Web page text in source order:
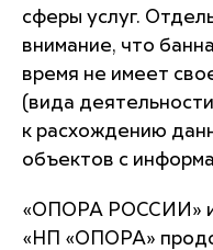
сферы услуг.
внимание, что
время не имеет
(вида
к расхождению
объектов с
«ОПОРА РОССИИ» и
«НП «ОПОРА»